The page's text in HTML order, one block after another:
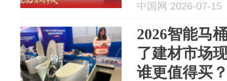
中国网 2026-07-15
2026智能马
了建材市场
谁更值得买